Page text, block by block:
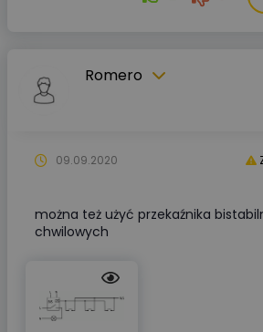
Romero
09.09.2020
można też użyć przekaźnika
chwilowych